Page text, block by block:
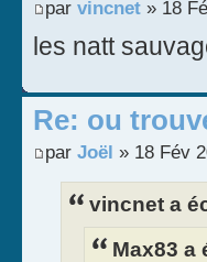
par vincnet » 18
les natt
Re: ou
par Joël » 18 Fév
vincnet a
Max83 a